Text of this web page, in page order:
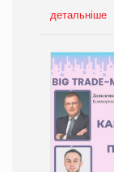
детальніше